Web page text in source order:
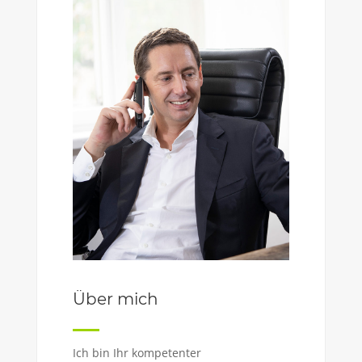
Über mich
Ich bin Ihr kompetenter